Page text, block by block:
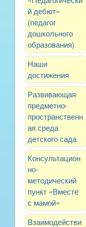
й дебют»
(педагог
дошкольного
образования)
Наши
достижения
Развивающая
предметно-
пространственн
ая среда
детского сада
Консультацион
но-
методический
пункт «Вместе
с мамой»
Взаимодействи